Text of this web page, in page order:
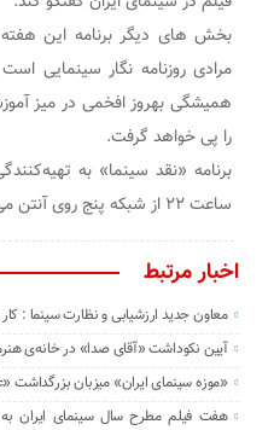
بخش های دیگر برنامه این
مرادی روزنامه نگار سینمایی
همیشگی بهروز افخمی در میز
را پی خواهد گرفت.
برنامه «نقد سینما» به
ساعت ۲۲ از شبکه پنج روی‌ آنتن می‌رود.
اخبار مرتبط
معاون جدید ارزشیابی و نظارت سینما :
آیین نکوداشت «آقای صدا» در خانه‌ی
«موزه سینمای ایران» میزبان
هفت فیلم مطرح سال سینمای ایران به